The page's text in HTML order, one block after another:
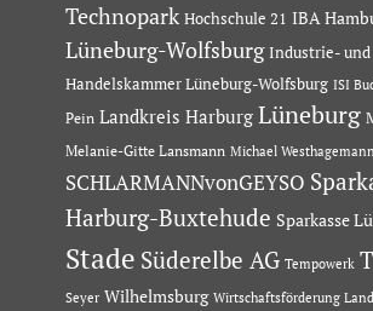
Technopark Hochschule 21 IBA
Lüneburg-Wolfsburg Industrie- und
Handelskammer Lüneburg-Wolfsburg ISI
Pein Landkreis Harburg Lüneburg
Melanie-Gitte Lansmann Michael Westhagemann
SCHLARMANNvonGEYSO
Harburg-Buxtehude Sparkasse
Stade Süderelbe AG Tempowerk
Seyer Wilhelmsburg Wirtschaftsförderung